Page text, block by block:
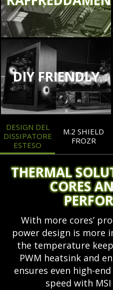
DIY FRIENDLY
DESIGN DEL
DISSIPATORE
ESTESO
M.2 SHIELD
FROZR
THERMAL
CORES
With more cores’
power design is more
the temperature
PWM heatsink and
ensures even high-
speed with